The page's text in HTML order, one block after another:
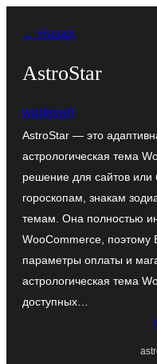
содержимому
← Назад
AstroStar
wpdevart
AstroStar — это
астрологическая тема
решение для сайтов или
гороскопам, знакам
темам. Она полностью
WooCommerce, поэтому
параметры оплаты и
астрологическая тема
доступных…